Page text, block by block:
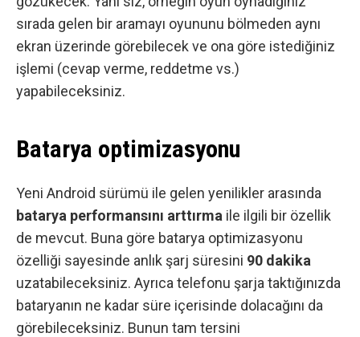
sırada gelen bir aramayı oyununu bölmeden aynı
ekran üzerinde görebilecek ve ona göre istediğiniz
işlemi (cevap verme, reddetme vs.)
yapabileceksiniz.
Batarya optimizasyonu
Yeni Android sürümü ile gelen yenilikler arasında
batarya performansını arttırma ile ilgili bir özellik
de mevcut. Buna göre batarya optimizasyonu
özelliği sayesinde anlık şarj süresini 90 dakika
uzatabileceksiniz. Ayrıca telefonu şarja taktığınızda
bataryanın ne kadar süre içerisinde dolacağını da
görebileceksiniz. Bunun tam tersini